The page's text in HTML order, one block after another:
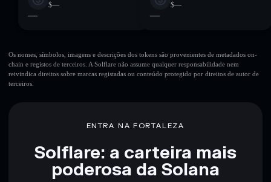
$—
—
$—
—
Os nomes, símbolos, imagens e descrições dos tokens são provenientes de metadados on-
chain e registos de terceiros. A Solflare não assume qualquer responsabilidade nem
reivindica direitos sobre marcas registadas ou conteúdo protegido por direitos de autor de
terceiros.
ENTRA NA FORTALEZA
Solflare: a carteira mais
poderosa da Solana